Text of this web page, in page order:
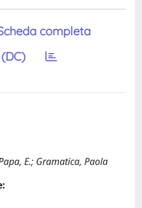
completa
E.; Gramatica, Paola